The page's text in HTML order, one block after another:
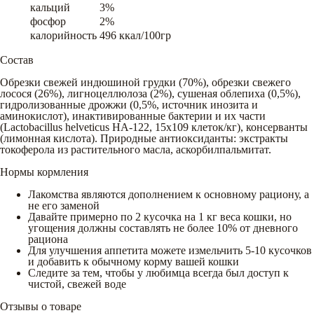
кальций
3%
фосфор
2%
калорийность 496 ккал/100гр
Состав
Обрезки свежей индюшиной грудки (70%), обрезки свежего
лосося (26%), лигноцеллюлоза (2%), сушеная облепиха (0,5%),
гидролизованные дрожжи (0,5%, источник инозита и
аминокислот), инактивированные бактерии и их части
(Lactobacillus helveticus HA-122, 15x109 клеток/кг), консерванты
(лимонная кислота). Природные антиоксиданты: экстракты
токоферола из растительного масла, аскорбилпальмитат.
Нормы кормления
Лакомства являются дополнением к основному рациону, а
не его заменой
Давайте примерно по 2 кусочка на 1 кг веса кошки, но
угощения должны составлять не более 10% от дневного
рациона
Для улучшения аппетита можете измельчить 5-10 кусочков
и добавить к обычному корму вашей кошки
Следите за тем, чтобы у любимца всегда был доступ к
чистой, свежей воде
Отзывы о товаре